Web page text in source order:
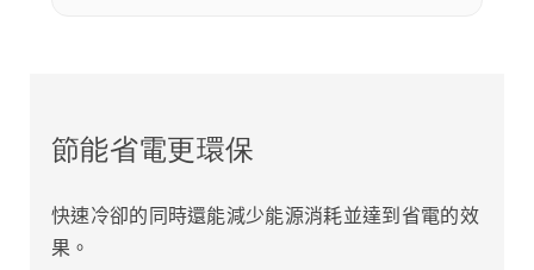
節能省電更環保
快速冷卻的同時還能減少能源消耗並達到省電的效
果。